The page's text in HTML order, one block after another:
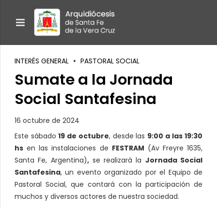
INTERÉS GENERAL PASTORAL SOCIAL
Sumate a la Jornada
Social Santafesina
16 octubre de 2024
Este sábado 19 de octubre, desde las 9:00 a las 19:30
hs en las instalaciones de FESTRAM (Av Freyre 1635,
Santa Fe, Argentina),se realizará la Jornada Social
Santafesina, un evento organizado por el Equipo de
Pastoral Social, que contará con la participación de
muchos y diversos actores de nuestra sociedad.